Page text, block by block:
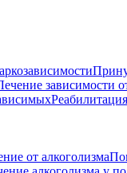
зависимости
от алкоголизма